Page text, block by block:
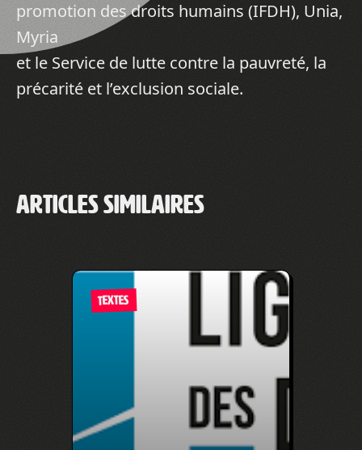
promotion des droits humains (IFDH), Unia,
Myria
et le Service de lutte contre la pauvreté, la
précarité et l’exclusion sociale.
Articles similaires
TEXTES